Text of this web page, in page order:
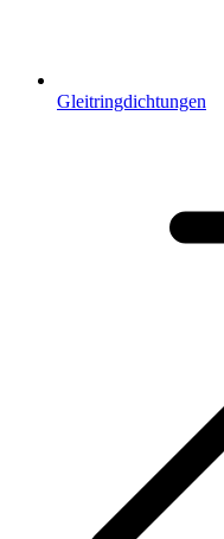
Gleitringdichtungen